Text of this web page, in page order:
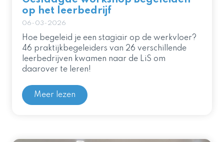
op het leerbedrijf
06-03-2026
Hoe begeleid je een stagiair op de werkvloer?
46 praktijkbegeleiders van 26 verschillende
leerbedrijven kwamen naar de LiS om
daarover te leren!
Meer lezen